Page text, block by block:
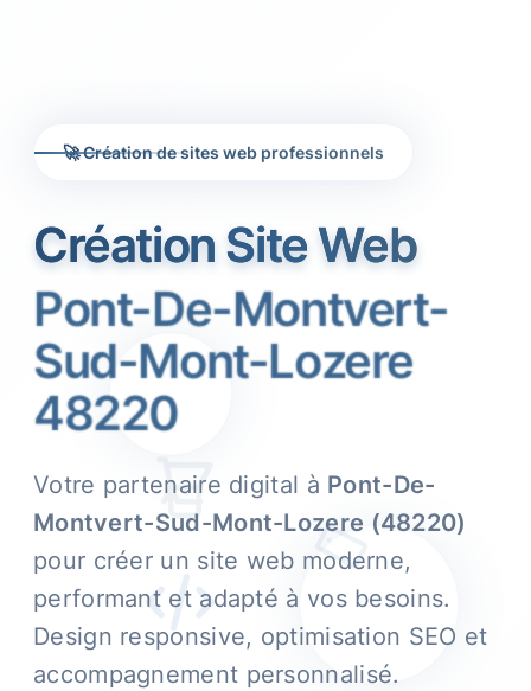
🚀 Création de sites web professionnels
Création Site Web
Pont-De-Montvert-
Sud-Mont-Lozere
48220
Votre partenaire digital à Pont-De-
Montvert-Sud-Mont-Lozere (48220)
pour créer un site web moderne,
performant et adapté à vos besoins.
Design responsive, optimisation SEO et
accompagnement personnalisé.